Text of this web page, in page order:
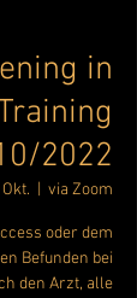
in
2022
via Zoom
oder dem
Befunden bei
den Arzt, alle